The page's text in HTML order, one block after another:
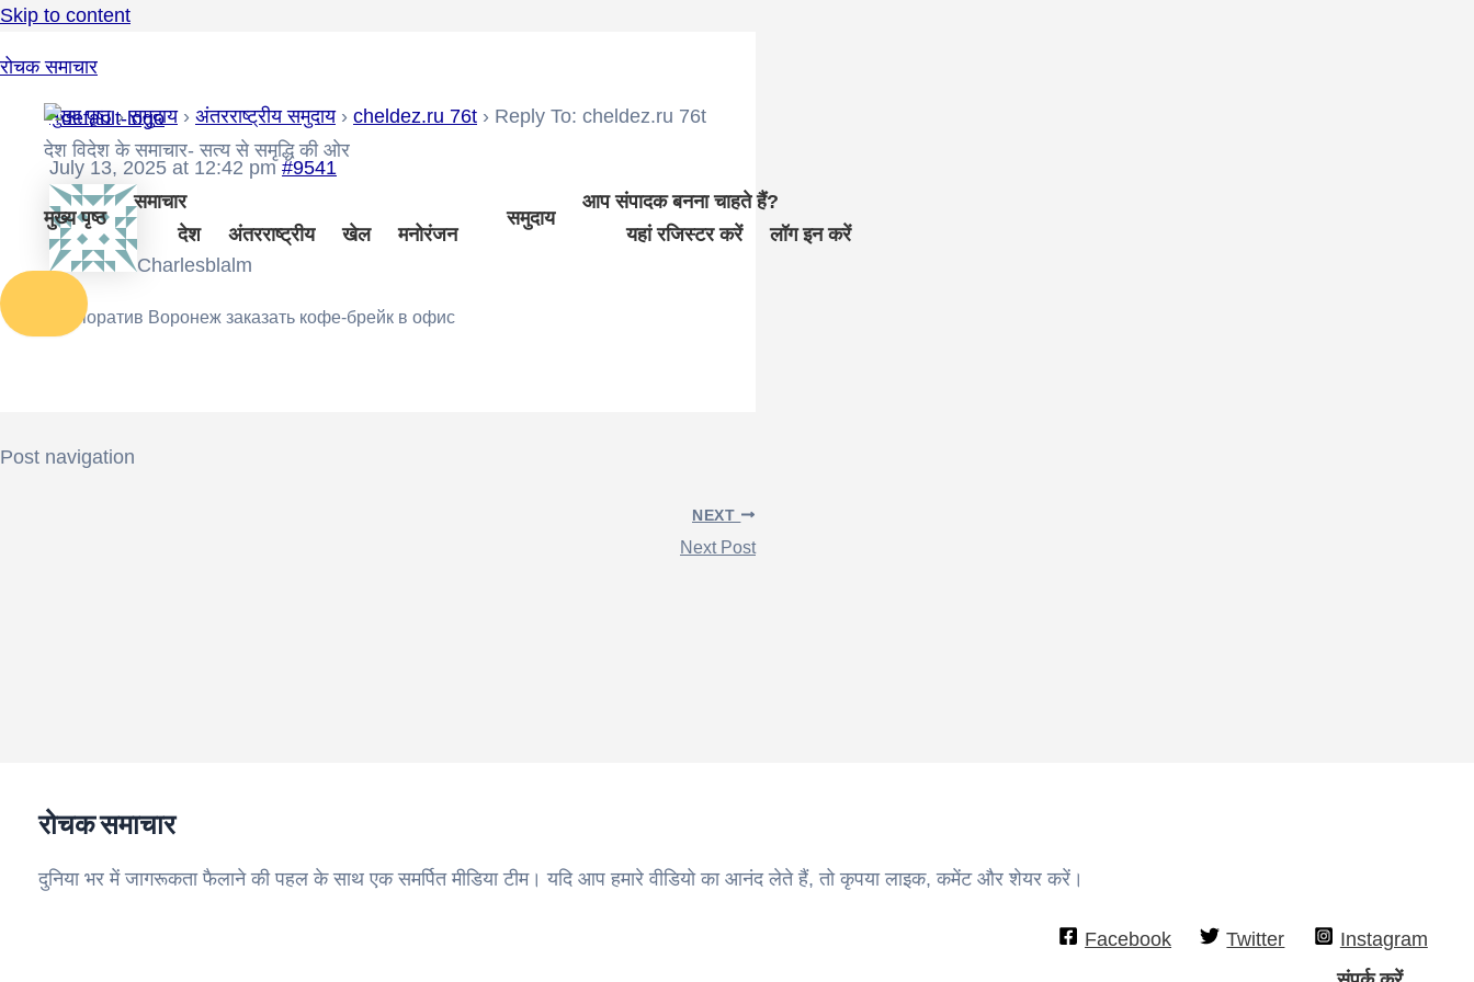
Skip to content
रोचक समाचार
देश विदेश के समाचार- सत्य से समृद्धि की ओर
मुख्य पृष्ठ
समाचार
देश
अंतरराष्ट्रीय खेल मनोरंजन
समुदाय
आप संपादक बनना चाहते हैं?
यहां रजिस्टर करें
लॉग इन करें
मुख्य पृष्ठ › समुदाय › अंतरराष्ट्रीय समुदाय › cheldez.ru 76t › Reply To: cheldez.ru 76t
July 13, 2025 at 12:42 pm #9541
Charlesblalm
корпоратив Воронеж заказать кофе-брейк в офис
Post navigation
NEXT
Next Post
रोचक समाचार
दुनिया भर में जागरूकता फैलाने की पहल के साथ एक समर्पित मीडिया टीम। यदि आप हमारे वीडियो का आनंद लेते हैं, तो कृपया लाइक, कमेंट और शेयर करें।
Facebook Twitter
Instagram